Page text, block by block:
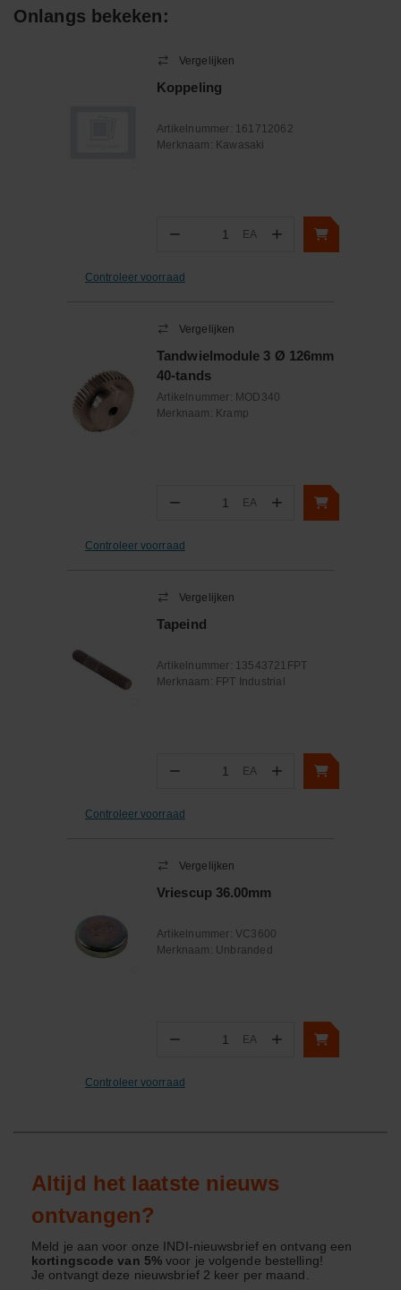
Onlangs bekeken:
Vergelijken
Koppeling
Artikelnummer: 161712062
Merknaam: Kawasaki
− Aantal
EA +
Controleer voorraad
Vergelijken
Tandwielmodule 3 Ø 126mm
40-tands
Artikelnummer: MOD340
Merknaam: Kramp
− Aantal
EA +
Controleer voorraad
Vergelijken
Tapeind
Artikelnummer: 13543721FPT
Merknaam: FPT Industrial
− Aantal
EA +
Controleer voorraad
Vergelijken
Vriescup 36.00mm
Artikelnummer: VC3600
Merknaam: Unbranded
− Aantal
EA +
Controleer voorraad
Altijd het laatste nieuws
ontvangen?
Meld je aan voor onze INDI-nieuwsbrief en ontvang een
kortingscode van 5%voor je volgende bestelling!
Je ontvangt deze nieuwsbrief 2 keer per maand.